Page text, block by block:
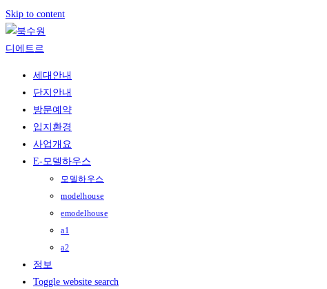
Skip to content
세대안내
단지안내
방문예약
입지환경
사업개요
E-모델하우스
모델하우스
modelhouse
emodelhouse
a1
a2
정보
Toggle website search